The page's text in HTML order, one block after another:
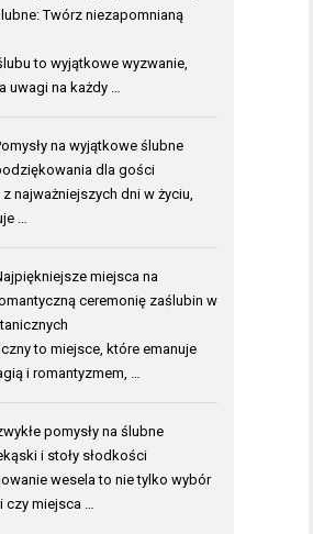
Twórz niezapomnianą
to wyjątkowe wyzwanie,
uwagi na każdy …
na wyjątkowe ślubne
dla gości
najważniejszych dni w życiu,
…
miejsca na
ceremonię zaślubin w
to miejsce, które emanuje
i romantyzmem, …
pomysły na ślubne
i stoły słodkości
wesela to nie tylko wybór
miejsca …